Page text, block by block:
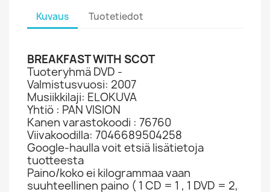
Kuvaus Tuotetiedot
BREAKFAST WITH SCOT
Tuoteryhmä DVD -
Valmistusvuosi: 2007
Musiikkilaji: ELOKUVA
Yhtiö : PAN VISION
Kanen varastokoodi : 76760
Viivakoodilla: 7046689504258
Google-haulla voit etsiä lisätietoja
tuotteesta
Paino/koko ei kilogrammaa vaan
suuhteellinen paino ( 1 CD = 1 , 1 DVD = 2,